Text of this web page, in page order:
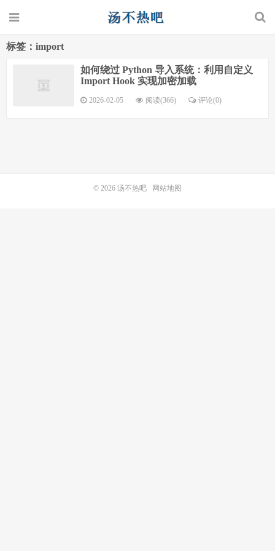
标签：import
如何绕过 Python 导入系统：利用自定义
Import Hook 实现加密加载
2026-02-05 阅读(366) 评论(0)
© 2026 汤不热吧 网站地图